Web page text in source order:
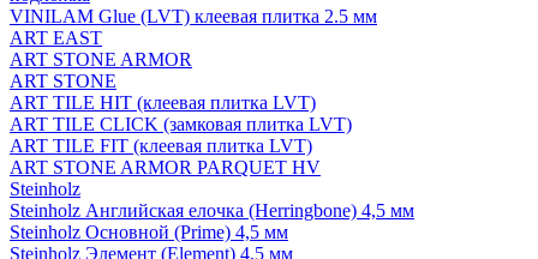
VINILAM Glue (LVT) клеевая плитка 2.5 мм
ART EAST
ART STONE ARMOR
ART STONE
ART TILE HIT (клеевая плитка LVT)
ART TILE CLICK (замковая плитка LVT)
ART TILE FIT (клеевая плитка LVT)
ART STONE ARMOR PARQUET HV
Steinholz
Steinholz Английская елочка (Herringbone) 4,5 мм
Steinholz Основной (Prime) 4,5 мм
Steinholz Элемент (Element) 4,5 мм